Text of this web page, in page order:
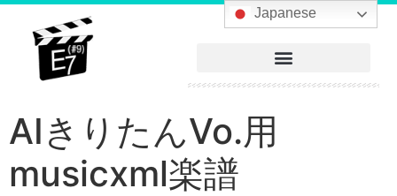
AIきりたんVo.用
musicxml楽譜
Japanese